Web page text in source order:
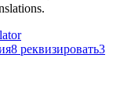
8 реквизировать3